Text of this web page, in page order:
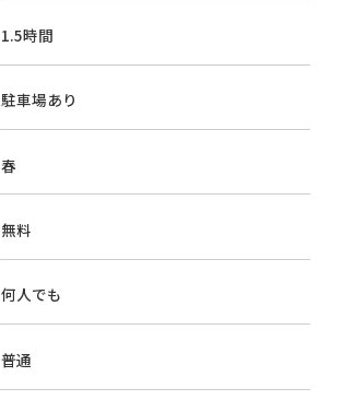
1.5時間
駐車場あり
春
無料
何人でも
普通